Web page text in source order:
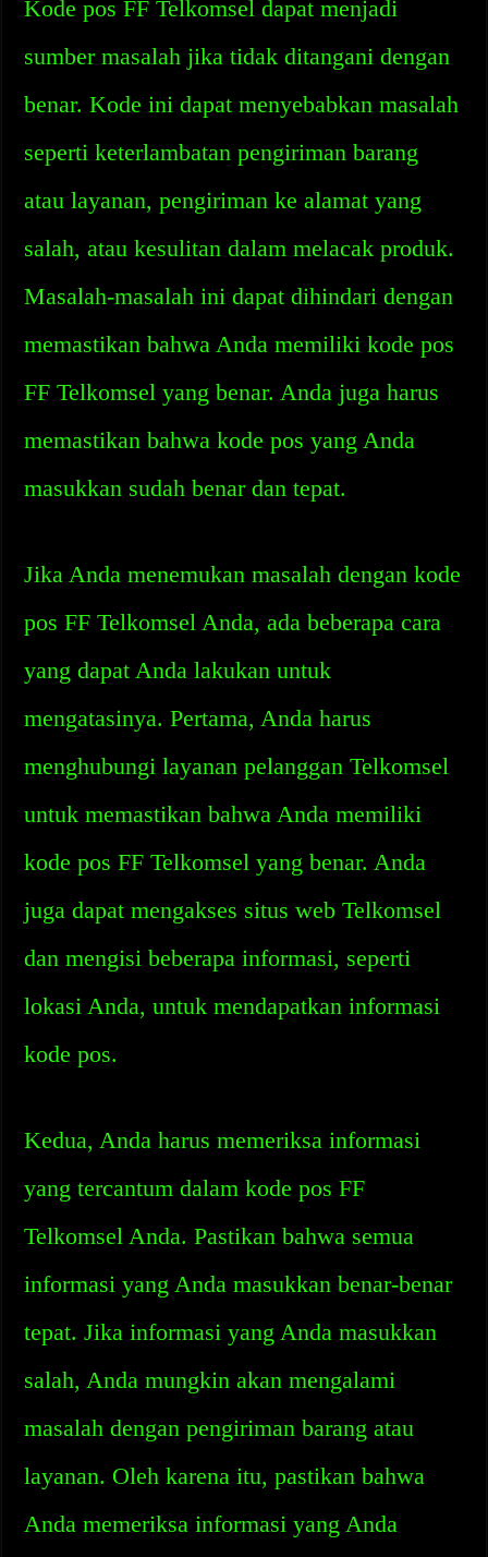
Kode pos FF Telkomsel dapat menjadi
sumber masalah jika tidak ditangani dengan
benar. Kode ini dapat menyebabkan masalah
seperti keterlambatan pengiriman barang
atau layanan, pengiriman ke alamat yang
salah, atau kesulitan dalam melacak produk.
Masalah-masalah ini dapat dihindari dengan
memastikan bahwa Anda memiliki kode pos
FF Telkomsel yang benar. Anda juga harus
memastikan bahwa kode pos yang Anda
masukkan sudah benar dan tepat.
Jika Anda menemukan masalah dengan kode
pos FF Telkomsel Anda, ada beberapa cara
yang dapat Anda lakukan untuk
mengatasinya. Pertama, Anda harus
menghubungi layanan pelanggan Telkomsel
untuk memastikan bahwa Anda memiliki
kode pos FF Telkomsel yang benar. Anda
juga dapat mengakses situs web Telkomsel
dan mengisi beberapa informasi, seperti
lokasi Anda, untuk mendapatkan informasi
kode pos.
Kedua, Anda harus memeriksa informasi
yang tercantum dalam kode pos FF
Telkomsel Anda. Pastikan bahwa semua
informasi yang Anda masukkan benar-benar
tepat. Jika informasi yang Anda masukkan
salah, Anda mungkin akan mengalami
masalah dengan pengiriman barang atau
layanan. Oleh karena itu, pastikan bahwa
Anda memeriksa informasi yang Anda